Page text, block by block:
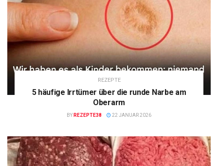
REZEPTE
5 häufige Irrtümer über die runde Narbe am
Oberarm
BY REZEPTE38 22 JANUAR 2026